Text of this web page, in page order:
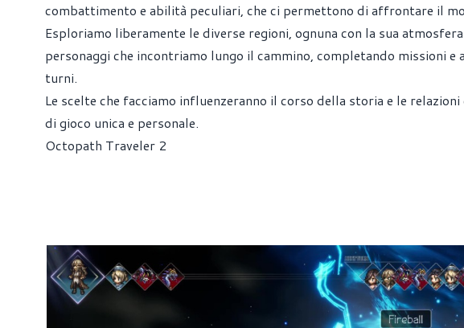
combattimento e abilità peculiari, che ci permettono di affrontare il
Esploriamo liberamente le diverse regioni, ognuna con la sua
personaggi che incontriamo lungo il cammino, completando missioni
turni.
Le scelte che facciamo influenzeranno il corso della storia e le
di gioco unica e personale.
Octopath Traveler 2